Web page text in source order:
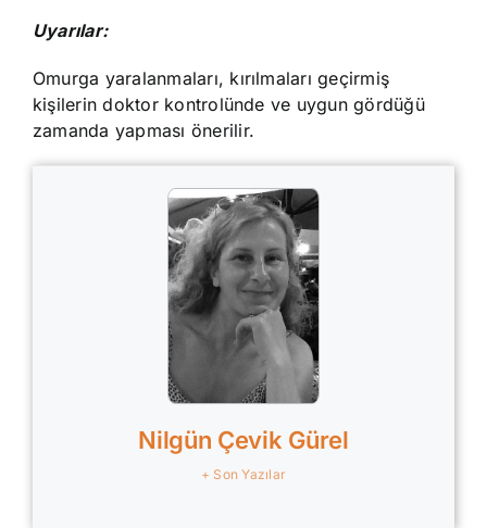
Uyarılar:
Omurga yaralanmaları, kırılmaları geçirmiş
kişilerin doktor kontrolünde ve uygun gördüğü
zamanda yapması önerilir.
Nilgün Çevik Gürel
+ Son Yazılar